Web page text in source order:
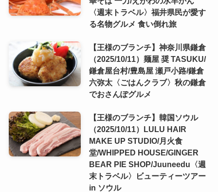
〈週末トラベル〉福井県民が愛す
る名物グルメ 食い倒れ旅
【王様のブランチ】神奈川県鎌倉
（2025/10/11）麺屋 奨 TASUKU/
鎌倉屋台村/豊島屋 瀬戸小路/鎌倉
六弥太〈ごはんクラブ〉秋の鎌倉
でおさんぽグルメ
【王様のブランチ】韓国ソウル
（2025/10/11）LULU HAIR
MAKE UP STUDIO/月火食
堂/WHIPPED HOUSE/GINGER
BEAR PIE SHOP/Juuneedu〈週
末トラベル〉ビューティーツアー
in ソウル